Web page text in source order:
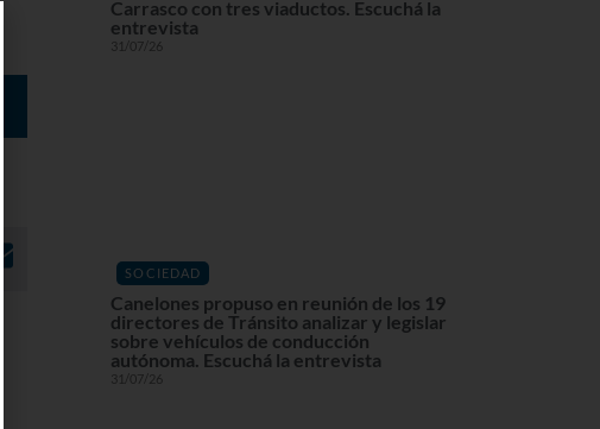
Carrasco con tres viaductos. Escuchá la
entrevista
31/07/26
SOCIEDAD
Canelones propuso en reunión de los 19
directores de Tránsito analizar y legislar
sobre vehículos de conducción
autónoma. Escuchá la entrevista
31/07/26